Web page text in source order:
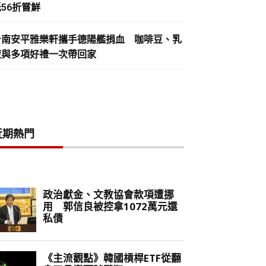
折嘗鮮
安平雅樂軒攜手德陽艦捐血 咖啡豆、乳
多項好禮一次帶回家
熱門